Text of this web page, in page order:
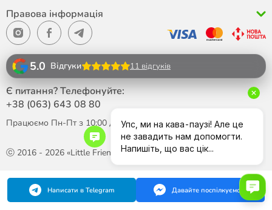
Правова інформація
ⓒ 2016 - 2026 «Little Friend»
5.0 Відгуки 11 відгуків
Є питання? Телефонуйте:
+38 (063) 643 08 80
Працюємо Пн-Пт з 10:00 до 18:00
Написати в Telegram Давайте поспілкуємося